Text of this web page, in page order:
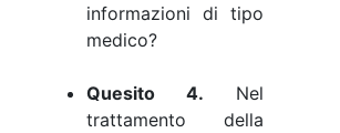
informazioni di tipo
medico?
Quesito 4. Nel
trattamento della